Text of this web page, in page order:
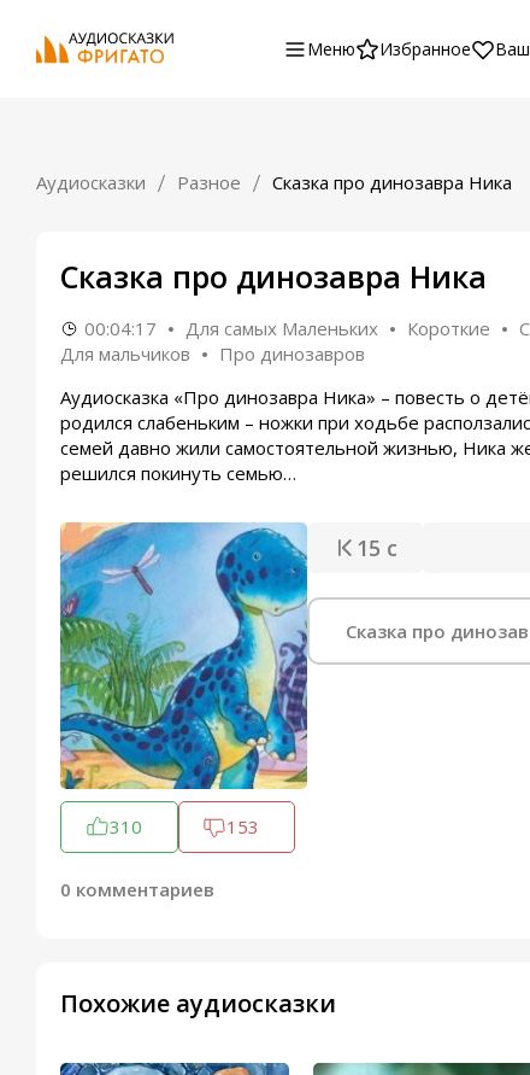
Меню Избранное
Аудиосказки Разное Сказка про динозавра Ника
Сказка про динозавра Ника
00:04:17 Для самых Маленьких Короткие
Для мальчиков
Про динозавров
Аудиосказка «Про динозавра Ника» – повесть о
родился слабеньким – ножки при ходьбе
семей давно жили самостоятельной жизнью, Ника
решился покинуть семью…
310 153
0 комментариев
15 с
Сказка про
Похожие аудиосказки